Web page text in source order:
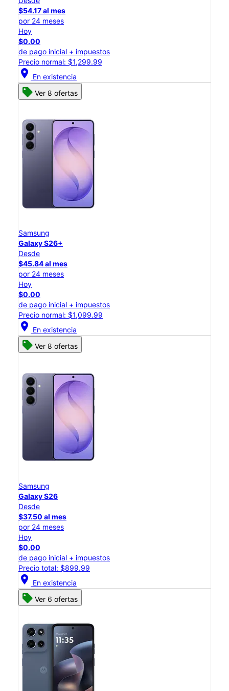
$54.17 al mes
por 24 meses
Hoy
$0.00
de pago inicial + impuestos
Precio normal: $1,299.99
location_on En existencia
Ver 8 ofertas
Samsung
Galaxy S26+
Desde
$45.84 al mes
por 24 meses
Hoy
$0.00
de pago inicial + impuestos
Precio normal: $1,099.99
location_on En existencia
Ver 8 ofertas
Samsung
Galaxy S26
Desde
$37.50 al mes
por 24 meses
Hoy
$0.00
de pago inicial + impuestos
Precio total: $899.99
location_on En existencia
Ver 6 ofertas